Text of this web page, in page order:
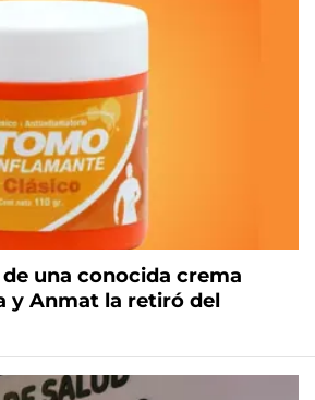
una conocida crema
y Anmat la retiró del